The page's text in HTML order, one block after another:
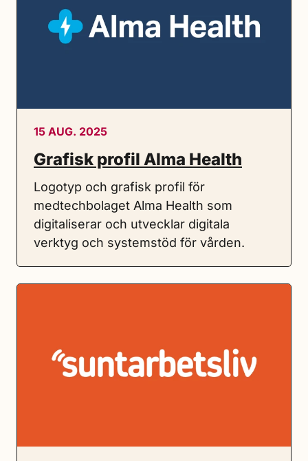
15 AUG. 2025
Grafisk profil Alma Health
Logotyp och grafisk profil för
medtechbolaget Alma Health som
digitaliserar och utvecklar digitala
verktyg och systemstöd för vården.